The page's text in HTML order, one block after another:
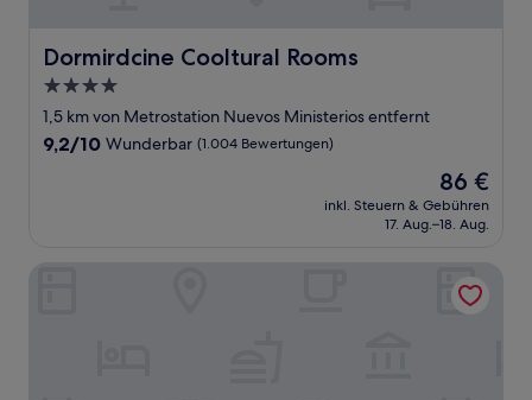
Dormirdcine Cooltural Rooms
Dormirdcine Cooltural Rooms
4.0-
Sterne-
Unterkunft
1,5 km von Metrostation Nuevos Ministerios entfernt
9.2
9,2/10 Wunderbar (1.004 Bewertungen)
Der
Preis
beträgt
86 €
inkl. Steuern & Gebühren
17. Aug.–18. Aug.